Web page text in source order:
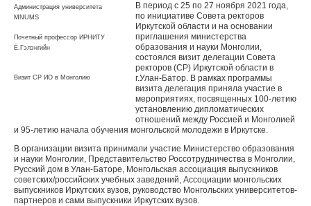
Администрация университета
MNUMS
Почетный профессор ИРНИТУ
Ё.Гэлэнгийн
Визит СР ИО в Монголию
В период с 25 по 27 ноября 2021 года,
по инициативе Совета ректоров
Иркутской области и на основании
приглашения министерства
образования и науки Монголии,
состоялся визит делегации Совета
ректоров (СР) Иркутской области в
г.Улан-Батор. В рамках программы
визита делегация приняла участие в
мероприятиях, посвященных 100-летию
установлению дипломатических
отношений между Россией и Монголией
и 95-летию начала обучения монгольской молодежи в Иркутске.
В организации визита принимали участие Министерство образования
и науки Монголии, Представительство Россотрудничества в Монголии,
Русский дом в Улан-Баторе, Монгольская ассоциация выпускников
советских/российских учебных заведений, Ассоциации монгольских
выпускников Иркутских вузов, руководство Монгольских университетов-
партнеров и сами выпускники Иркутских вузов.